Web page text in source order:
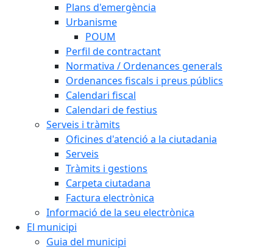
Plans d'emergència
Urbanisme
POUM
Perfil de contractant
Normativa / Ordenances generals
Ordenances fiscals i preus públics
Calendari fiscal
Calendari de festius
Serveis i tràmits
Oficines d'atenció a la ciutadania
Serveis
Tràmits i gestions
Carpeta ciutadana
Factura electrònica
Informació de la seu electrònica
El municipi
Guia del municipi